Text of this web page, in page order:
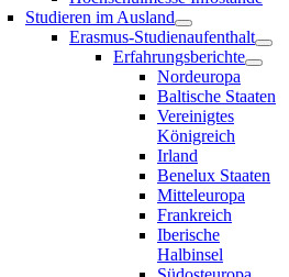
Studieren im Ausland
Erasmus-Studienaufenthalt
Erfahrungsberichte
Nordeuropa
Baltische Staaten
Vereinigtes
Königreich
Irland
Benelux Staaten
Mitteleuropa
Frankreich
Iberische
Halbinsel